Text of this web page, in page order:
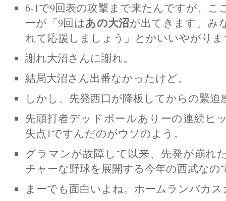
6-1で9回表の攻撃まで来たんですが、こ
ーが「9回はあの大沼が出てきます。み
れて応援しましょう」とかいいやがり
謝れ大沼さんに謝れ。
結局大沼さん出番なかったけど。
しかし、先発西口が降板してからの緊迫
先頭打者デッドボールありーの連続ヒ
失点1ですんだのがウソのよう。
グラマンが故障して以来、先発が崩れ
チャーな野球を展開する今年の西武なの
まーでも面白いよね。ホームランバカ